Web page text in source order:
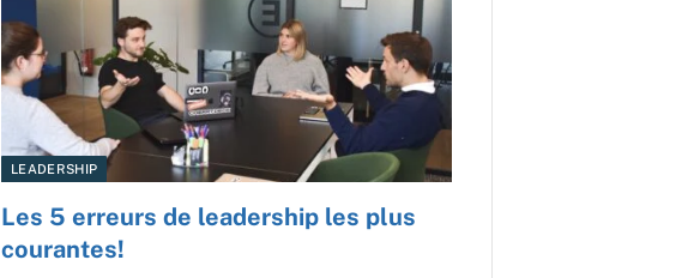
LEADERSHIP
Les 5 erreurs de leadership les plus
courantes!